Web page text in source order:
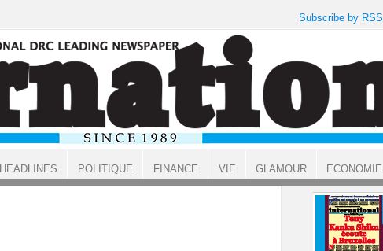
Subscribe by RSS
HEADLINES POLITIQUE FINANCE VIE GLAMOUR ECONOMIE